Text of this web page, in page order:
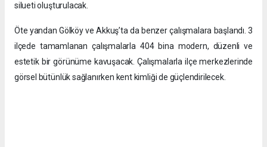
silueti oluşturulacak.
Öte yandan Gölköy ve Akkuş’ta da benzer çalışmalara başlandı. 3
ilçede tamamlanan çalışmalarla 404 bina modern, düzenli ve
estetik bir görünüme kavuşacak. Çalışmalarla ilçe merkezlerinde
görsel bütünlük sağlanırken kent kimliği de güçlendirilecek.